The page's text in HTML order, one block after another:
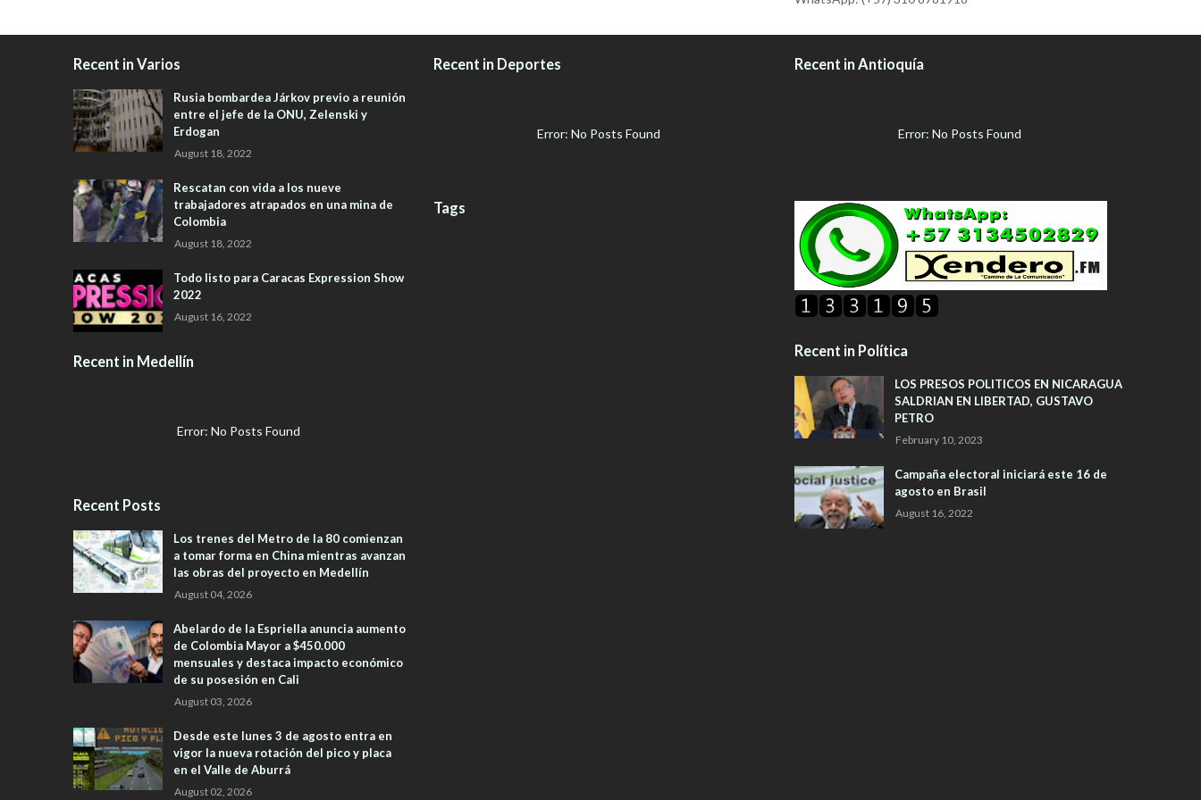
Recent in Varios
Rusia bombardea Járkov previo a reunión
entre el jefe de la ONU, Zelenski y
Erdogan
August 18, 2022
Rescatan con vida a los nueve
trabajadores atrapados en una mina de
Colombia
August 18, 2022
Todo listo para Caracas Expression Show
2022
August 16, 2022
Recent in Medellín
Error: No Posts Found
Recent Posts
Los trenes del Metro de la 80 comienzan
a tomar forma en China mientras avanzan
las obras del proyecto en Medellín
August 04, 2026
Abelardo de la Espriella anuncia aumento
de Colombia Mayor a $450.000
mensuales y destaca impacto económico
de su posesión en Cali
August 03, 2026
Desde este lunes 3 de agosto entra en
vigor la nueva rotación del pico y placa
en el Valle de Aburrá
August 02, 2026
Recent in Deportes
Error: No Posts Found
Tags
Recent in Antioquía
Error: No Posts Found
Recent in Política
LOS PRESOS POLITICOS EN NICARAGUA
SALDRIAN EN LIBERTAD, GUSTAVO
PETRO
February 10, 2023
Campaña electoral iniciará este 16 de
agosto en Brasil
August 16, 2022